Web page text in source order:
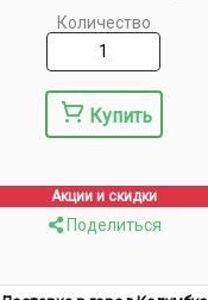
Количество
Купить
Акции и скидки
Поделиться